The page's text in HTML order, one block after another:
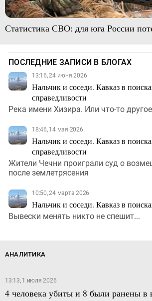
Статистика СВО: для юга России
ПОСЛЕДНИЕ ЗАПИСИ В БЛОГАХ
13:16, 24 июня 2026
Нальчик и соседи. Кавказ в
справедливости
Река имени Хизира. Или что-то
18:46, 14 мая 2026
Нальчик и соседи. Кавказ в
справедливости
Жители Чечни проиграли суд о
после землетрясения
10:50, 24 марта 2026
Нальчик и соседи. Кавказ в
Вывески менять никто не спешит...
АНАЛИТИКА
13:13, 1 июля 2026
4 человека убиты и 8 были ранены